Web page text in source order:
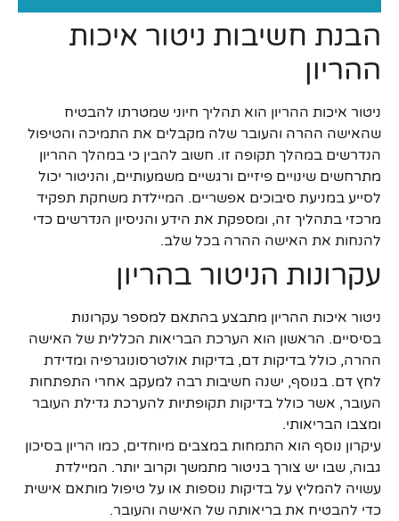
הבנת חשיבות ניטור איכות
ההריון
ניטור איכות ההריון הוא תהליך חיוני שמטרתו להבטיח
שהאישה ההרה והעובר שלה מקבלים את התמיכה והטיפול
הנדרשים במהלך תקופה זו. חשוב להבין כי במהלך ההריון
מתרחשים שינויים פיזיים ורגשיים משמעותיים, והניטור יכול
לסייע במניעת סיבוכים אפשריים. המיילדת משחקת תפקיד
מרכזי בתהליך זה, ומספקת את הידע והניסיון הנדרשים כדי
להנחות את האישה ההרה בכל שלב.
עקרונות הניטור בהריון
ניטור איכות ההריון מתבצע בהתאם למספר עקרונות
בסיסיים. הראשון הוא הערכת הבריאות הכללית של האישה
ההרה, כולל בדיקות דם, בדיקות אולטרסונוגרפיה ומדידת
לחץ דם. בנוסף, ישנה חשיבות רבה למעקב אחרי התפתחות
העובר, אשר כולל בדיקות תקופתיות להערכת גדילת העובר
ומצבו הבריאותי.
עיקרון נוסף הוא התמחות במצבים מיוחדים, כמו הריון בסיכון
גבוה, שבו יש צורך בניטור מתמשך וקרוב יותר. המיילדת
עשויה להמליץ על בדיקות נוספות או על טיפול מותאם אישית
כדי להבטיח את בריאותה של האישה והעובר.